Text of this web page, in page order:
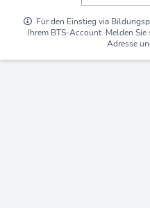
Für den Einstieg via
Ihrem BTS-Account. Melden
Adresse